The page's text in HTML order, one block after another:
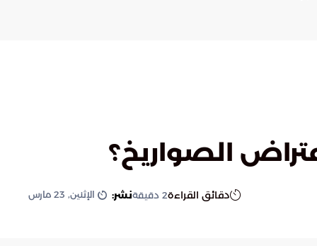
الصواريخ؟
دقائق القراءة2 دقيقةنشر: الإثنين, 23 مارس